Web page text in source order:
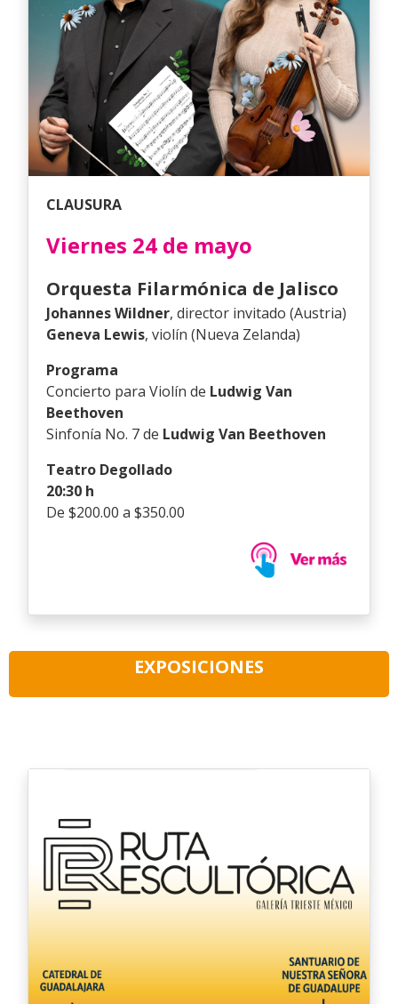
CLAUSURA
Viernes 24 de mayo
Orquesta Filarmónica de Jalisco
Johannes Wildner, director invitado (Austria)
Geneva Lewis, violín (Nueva Zelanda)
Programa
Concierto para Violín de Ludwig Van
Beethoven
Sinfonía No. 7 de Ludwig Van Beethoven
Teatro Degollado
20:30 h
De $200.00 a $350.00
EXPOSICIONES